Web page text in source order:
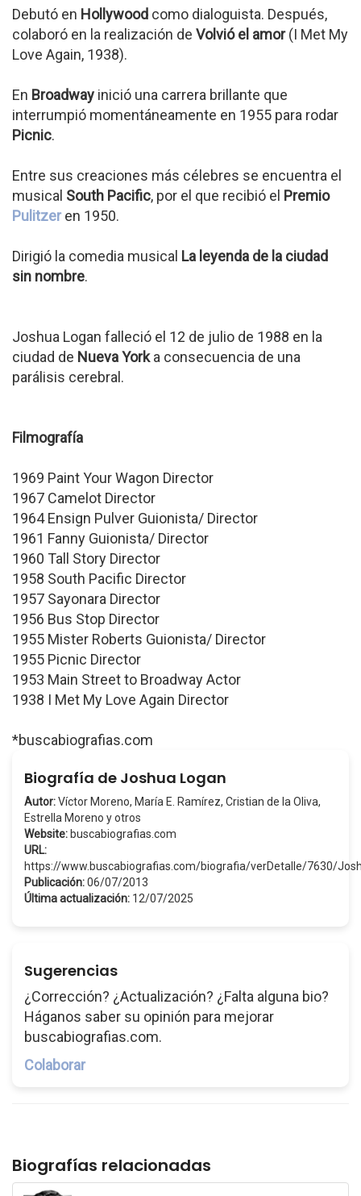
Debutó en Hollywood como dialoguista. Después,
colaboró en la realización de Volvió el amor(I Met My
Love Again, 1938).
En Broadway inició una carrera brillante que
interrumpió momentáneamente en 1955 para rodar
Picnic.
Entre sus creaciones más célebres se encuentra el
musical South Pacific, por el que recibió el Premio
Pulitzeren 1950.
Dirigió la comedia musical La leyenda de la ciudad
sin nombre.
Joshua Logan falleció el 12 de julio de 1988 en la
ciudad de Nueva Yorka consecuencia de una
parálisis cerebral.
Filmografía
1969 Paint Your Wagon Director
1967 Camelot Director
1964 Ensign Pulver Guionista/ Director
1961 Fanny Guionista/ Director
1960 Tall Story Director
1958 South Pacific Director
1957 Sayonara Director
1956 Bus Stop Director
1955 Mister Roberts Guionista/ Director
1955 Picnic Director
1953 Main Street to Broadway Actor
1938 I Met My Love Again Director
*buscabiografias.com
Biografía de Joshua Logan
Autor:Víctor Moreno, María E. Ramírez, Cristian de la Oliva,
Estrella Moreno y otros
Website: buscabiografias.com
URL:
https://www.buscabiografias.com/biografia/verDetalle/7630/
Publicación:06/07/2013
Última actualización: 12/07/2025
Sugerencias
¿Corrección? ¿Actualización? ¿Falta alguna bio?
Háganos saber su opinión para mejorar
buscabiografias.com.
Colaborar
Biografías relacionadas